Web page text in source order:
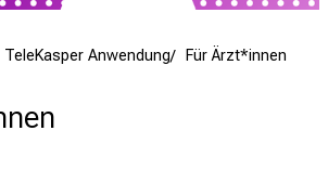
TeleKasper Anwendung Für Ärzt*innen